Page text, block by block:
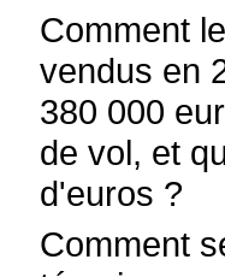
Comment
vendus en
380 000
de vol, et
d'euros ?
Comment